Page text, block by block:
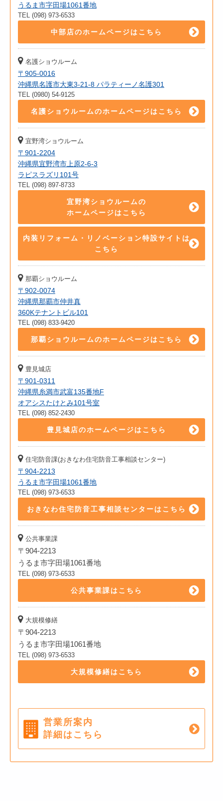
うるま市字田場1061番地
TEL (098) 973-6533
中部店のホームページはこちら
名護ショウルーム
〒905-0016
沖縄県名護市大東3-21-8 パラティーノ名護301
TEL (0980) 54-9125
名護ショウルームのホームページはこちら
宜野湾ショウルーム
〒901-2204
沖縄県宜野湾市上原2-6-3
ラピスラズリ101号
TEL (098) 897-8733
宜野湾ショウルームの
ホームページはこちら
内装リフォーム・リノベーション特設サイトは
こちら
那覇ショウルーム
〒902-0074
沖縄県那覇市仲井真
360Kテナントビル101
TEL (098) 833-9420
那覇ショウルームのホームページはこちら
豊見城店
〒901-0311
沖縄県糸満市武富135番地F
オアシスたけとみ101号室
TEL (098) 852-2430
豊見城店のホームページはこちら
住宅防音課(おきなわ住宅防音工事相談センター)
〒904-2213
うるま市字田場1061番地
TEL (098) 973-6533
おきなわ住宅防音工事相談センターはこちら
公共事業課
〒904-2213
うるま市字田場1061番地
TEL (098) 973-6533
公共事業課はこちら
大規模修繕
〒904-2213
うるま市字田場1061番地
TEL (098) 973-6533
大規模修繕はこちら
営業所案内
詳細はこちら